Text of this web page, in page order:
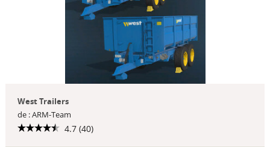
West Trailers
de : ARM-Team
4.7 (40)